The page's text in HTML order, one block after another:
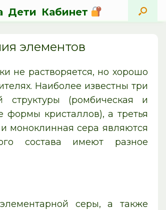
Дети Кабинет
элементов
не растворяется, но хорошо
Наиболее известны три
(ромбическая и
формы кристаллов), а третья
моноклинная сера являются
состава имеют разное
серы, а также